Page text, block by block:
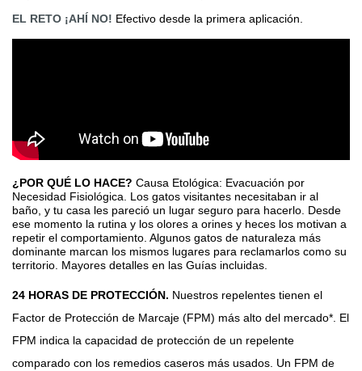
EL RETO ¡AHÍ NO! Efectivo desde la primera aplicación.
¿POR QUÉ LO HACE? Causa Etológica: Evacuación por
Necesidad Fisiológica. Los gatos visitantes necesitaban ir al
baño, y tu casa les pareció un lugar seguro para hacerlo. Desde
ese momento la rutina y los olores a orines y heces los motivan a
repetir el comportamiento. Algunos gatos de naturaleza más
dominante marcan los mismos lugares para reclamarlos como su
territorio. Mayores detalles en las Guías incluidas.
24 HORAS DE PROTECCIÓN. Nuestros repelentes tienen el
Factor de Protección de Marcaje (FPM) más alto del mercado*. El
FPM indica la capacidad de protección de un repelente
comparado con los remedios caseros más usados. Un FPM de